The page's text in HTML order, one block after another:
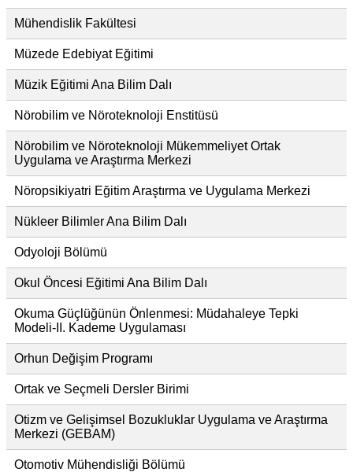
Mühendislik Fakültesi
Müzede Edebiyat Eğitimi
Müzik Eğitimi Ana Bilim Dalı
Nörobilim ve Nöroteknoloji Enstitüsü
Nörobilim ve Nöroteknoloji Mükemmeliyet Ortak
Uygulama ve Araştırma Merkezi
Nöropsikiyatri Eğitim Araştırma ve Uygulama Merkezi
Nükleer Bilimler Ana Bilim Dalı
Odyoloji Bölümü
Okul Öncesi Eğitimi Ana Bilim Dalı
Okuma Güçlüğünün Önlenmesi: Müdahaleye Tepki
Modeli-II. Kademe Uygulaması
Orhun Değişim Programı
Ortak ve Seçmeli Dersler Birimi
Otizm ve Gelişimsel Bozukluklar Uygulama ve Araştırma
Merkezi (GEBAM)
Otomotiv Mühendisliği Bölümü